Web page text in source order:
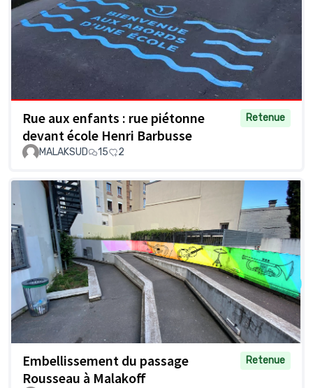
Rue aux enfants : rue piétonne
devant école Henri Barbusse
Retenue
MALAKSUD 15 2
Embellissement du passage
Rousseau à Malakoff
Retenue